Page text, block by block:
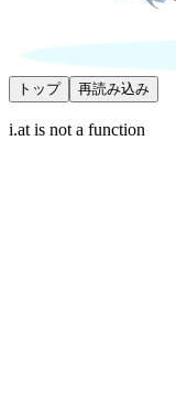
トップ 再読み込み
i.at is not a function